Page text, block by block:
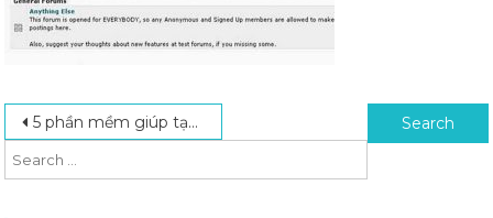
Post navigation
5 phần mềm giúp tạo Forum tốt nhất hiện nay (Tạo Forum) Search for: